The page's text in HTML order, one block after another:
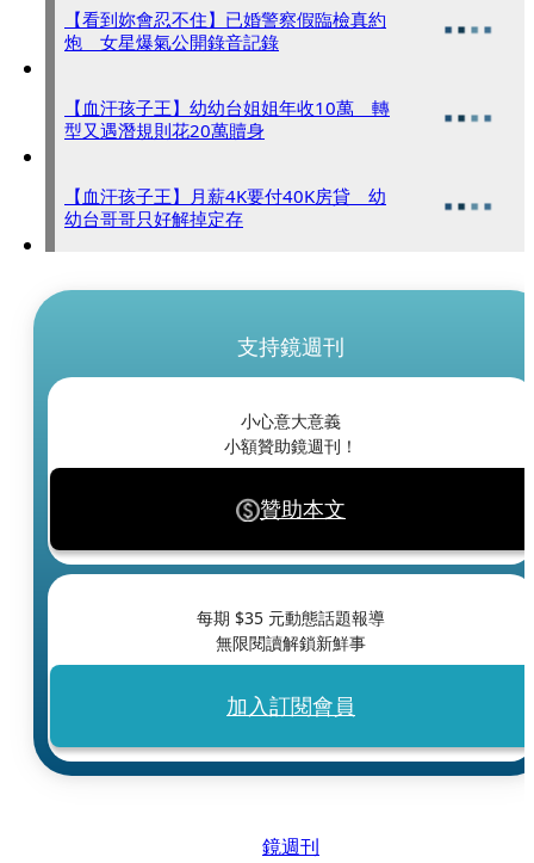
【看到妳會忍不住】已婚警察假臨檢真約
炮 女星爆氣公開錄音記錄
【血汗孩子王】幼幼台姐姐年收10萬 轉
型又遇潛規則花20萬贖身
【血汗孩子王】月薪4K要付40K房貸 幼
幼台哥哥只好解掉定存
支持鏡週刊
小心意大意義
小額贊助鏡週刊！
贊助本文
每期 $35 元動態話題報導
無限閱讀解鎖新鮮事
加入訂閱會員
鏡週刊